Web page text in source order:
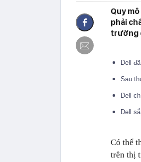
Quy
phải
trường
Dell
Sau
Dell
Dell
Có thể
trên thị